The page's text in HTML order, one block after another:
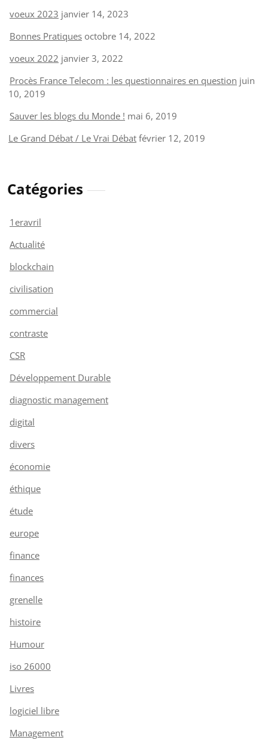
voeux 2023 janvier 14, 2023
Bonnes Pratiques octobre 14, 2022
voeux 2022 janvier 3, 2022
Procès France Telecom : les questionnaires en question juin
10, 2019
Sauver les blogs du Monde ! mai 6, 2019
Le Grand Débat / Le Vrai Débat février 12, 2019
Catégories
1eravril
Actualité
blockchain
civilisation
commercial
contraste
CSR
Développement Durable
diagnostic management
digital
divers
économie
éthique
étude
europe
finance
finances
grenelle
histoire
Humour
iso 26000
Livres
logiciel libre
Management